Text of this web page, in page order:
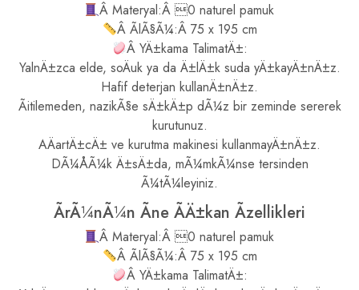
Â Materyal:Â 0 naturel pamuk
Â ÃlÃ§Ã¼:Â 75 x 195 cm
Â YÄ±kama TalimatÄ±:
YalnÄ±zca elde, soÄuk ya da Ä±lÄ±k suda yÄ±kayÄ±nÄ±z.
Hafif deterjan kullanÄ±nÄ±z.
Ãitilemeden, nazikÃ§e sÄ±kÄ±p dÃ¼z bir zeminde sererek
kurutunuz.
AÄartÄ±cÄ± ve kurutma makinesi kullanmayÄ±nÄ±z.
DÃ¼ÅÃ¼k Ä±sÄ±da, mÃ¼mkÃ¼nse tersinden
Ã¼tÃ¼leyiniz.
ÃrÃ¼nÃ¼n Ãne ÃÄ±kan Ãzellikleri
Â Materyal:Â 0 naturel pamuk
Â ÃlÃ§Ã¼:Â 75 x 195 cm
Â YÄ±kama TalimatÄ±: